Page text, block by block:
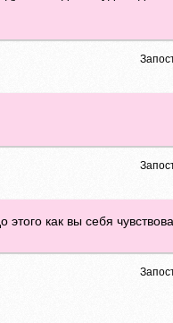
как вы себя